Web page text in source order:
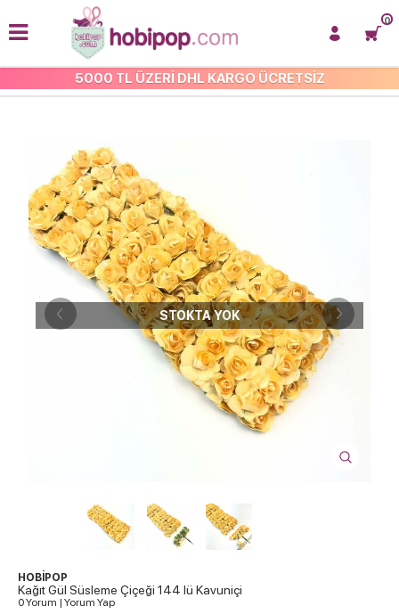
5000 TL ÜZERİ DHL KARGO ÜCRETSİZ
0
YAPAY ÇİÇEKLER
STOKTA YOK
HOBİPOP
Kağıt Gül Süsleme Çiçeği 144 lü Kavuniçi
0 Yorum | Yorum Yap